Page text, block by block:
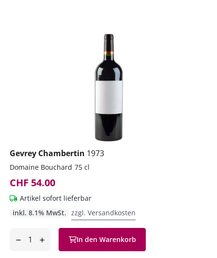
Gevrey Chambertin 1973
Domaine Bouchard 75 cl
CHF 54.00
Artikel sofort lieferbar
inkl. 8.1% MwSt. zzgl. Versandkosten
In den Warenkorb